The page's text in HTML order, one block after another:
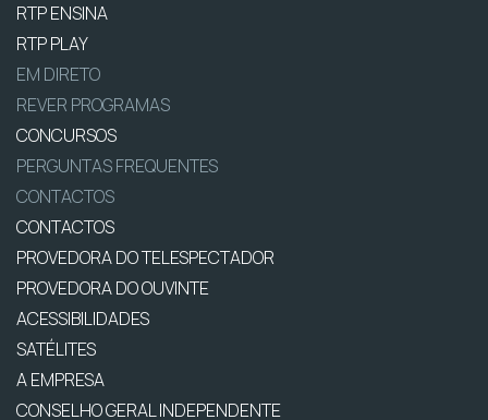
RTP ENSINA
RTP PLAY
EM DIRETO
REVER PROGRAMAS
CONCURSOS
PERGUNTAS FREQUENTES
CONTACTOS
CONTACTOS
PROVEDORA DO TELESPECTADOR
PROVEDORA DO OUVINTE
ACESSIBILIDADES
SATÉLITES
A EMPRESA
CONSELHO GERAL INDEPENDENTE